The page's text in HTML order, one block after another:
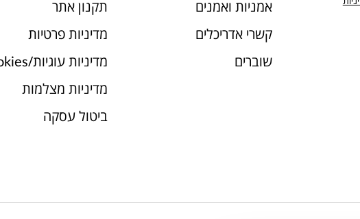
אמניות ואמנים
קשרי אדריכלים
שוברים
תקנון אתר
מדיניות פרטיות
מדיניות עוגיות/Cookies
מדיניות מצלמות
ביטול עסקה